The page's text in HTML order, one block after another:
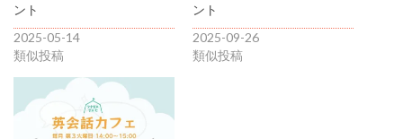
ント
2025-05-14
類似投稿
ント
2025-09-26
類似投稿